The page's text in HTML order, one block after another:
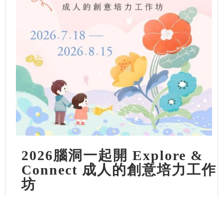
2026腦洞一起開 Explore &
Connect 成人的創意培力工作
坊